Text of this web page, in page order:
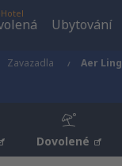
Ubytování
Zavazadla Aer
Dovolené